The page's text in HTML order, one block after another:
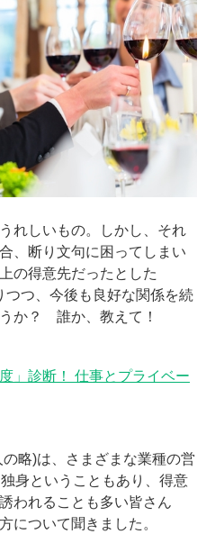
れしいもの。しかし、それ
、断り文句に困ってしまい
の得意先だったとした
つつ、今後も良好な関係を続
か？ 誰か、教えて！
」診断！ 仕事とプライベー
略)は、さまざまな業種の営
身ということもあり、得意
われることも多い皆さん
について聞きました。